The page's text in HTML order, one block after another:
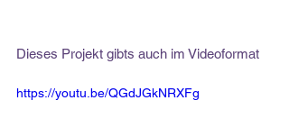
Dieses Projekt gibts auch im Videoformat
https://youtu.be/QGdJGkNRXFg